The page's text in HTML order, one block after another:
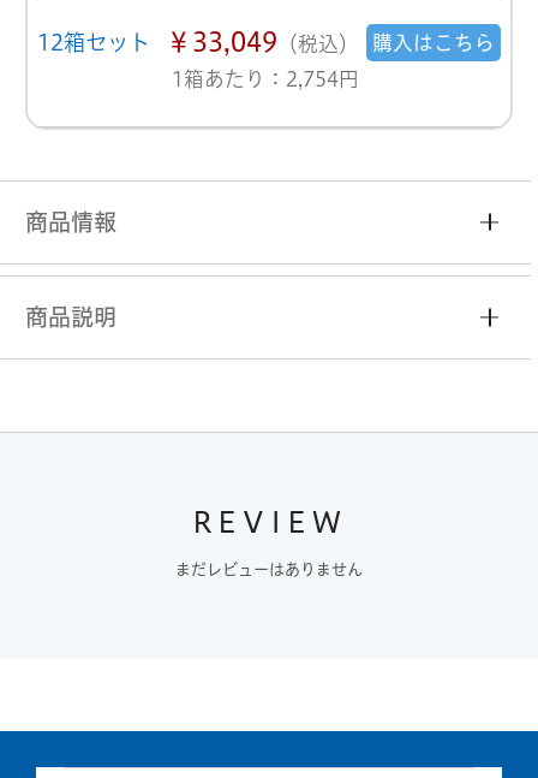
12箱セット ￥33,049 （税込）
1箱あたり：2,754円
購入はこちら
商品情報
商品説明
REVIEW
まだレビューはありません